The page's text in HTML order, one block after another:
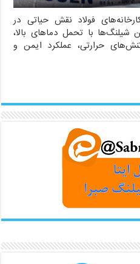
فولاد نقش حیاتی در
شیلنگ‌ها با تحمل دماهای بالا،
حرارتی، عملکرد ایمن و